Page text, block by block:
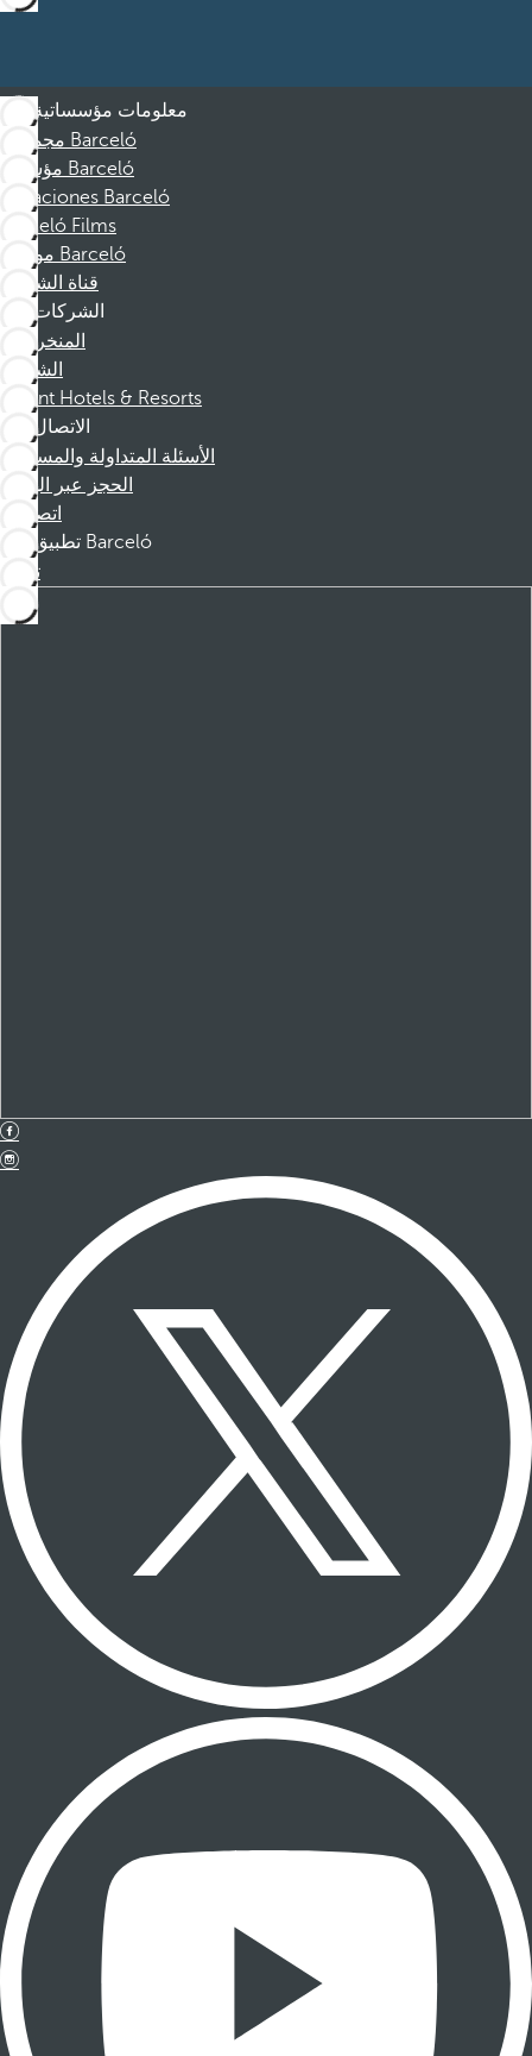
معلومات مؤسساتية
مجموعة Barceló
مؤسسة Barceló
Vacaciones Barceló
Barceló Films
موظفو Barceló
قناة الشكوى
الشركات
المنخرطين
الشركاء
Dorint Hotels & Resorts
الاتصال
الأسئلة المتداولة والمساعدة
الحجز عبر الهاتف
اتصل بنا
تطبيق Barceló
تنزيل